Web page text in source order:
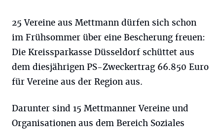
25 Vereine aus Mettmann dürfen sich schon
im Frühsommer über eine Bescherung freuen:
Die Kreissparkasse Düsseldorf schüttet aus
dem diesjährigen PS-Zweckertrag 66.850 Euro
für Vereine aus der Region aus.
Darunter sind 15 Mettmanner Vereine und
Organisationen aus dem Bereich Soziales